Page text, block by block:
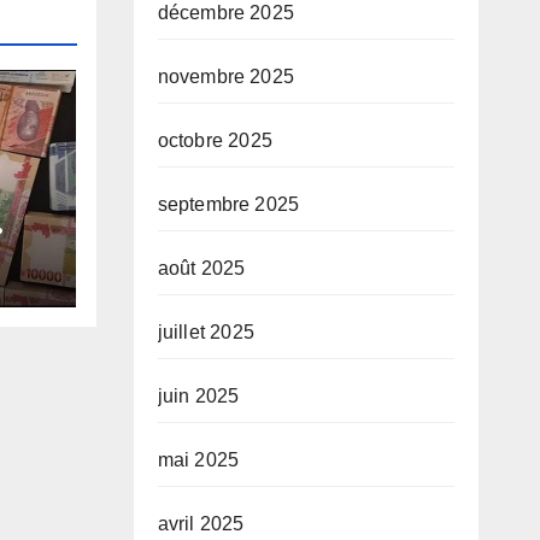
décembre 2025
novembre 2025
octobre 2025
septembre 2025
août 2025
juillet 2025
juin 2025
mai 2025
avril 2025